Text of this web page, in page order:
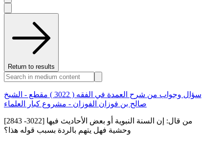
Return to results
سؤال وجواب من شرح العمدة في الفقه ( 3022 ) مقطع - الشيخ
صالح بن فوزان الفوزان - مشروع كبار العلماء
[2843 -3022] من قال: إن السنة النبوية أو بعض الأحاديث فيها
وحشية فهل يتهم بالردة بسبب قوله هذا؟